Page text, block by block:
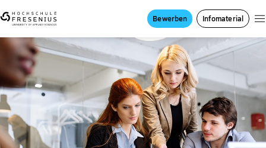
Bewerben Infomaterial